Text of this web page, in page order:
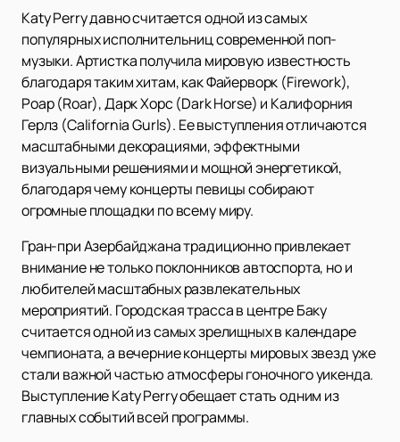
Katy Perry давно считается одной из самых
популярных исполнительниц современной поп-
музыки. Артистка получила мировую известность
благодаря таким хитам, как Файерворк (Firework),
Роар (Roar), Дарк Хорс (Dark Horse) и Калифорния
Герлз (California Gurls). Ее выступления отличаются
масштабными декорациями, эффектными
визуальными решениями и мощной энергетикой,
благодаря чему концерты певицы собирают
огромные площадки по всему миру.
Гран-при Азербайджана традиционно привлекает
внимание не только поклонников автоспорта, но и
любителей масштабных развлекательных
мероприятий. Городская трасса в центре Баку
считается одной из самых зрелищных в календаре
чемпионата, а вечерние концерты мировых звезд уже
стали важной частью атмосферы гоночного уикенда.
Выступление Katy Perry обещает стать одним из
главных событий всей программы.